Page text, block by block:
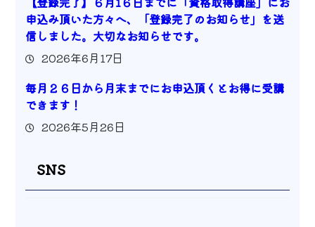
申込み頂いた方々へ、「登録完了のお知らせ」を送
信しました。大切なお知らせです。
2026年6月17日
毎月２６日から月末までにお申込頂くとお得に受講
できます！
2026年5月26日
SNS